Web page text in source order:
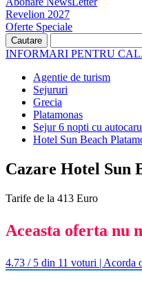
Revelion 2027
Oferte Speciale
INFORMARI PENTRU
Agentie de turism
Sejururi
Grecia
Platamonas
Sejur 6 nopti cu
Hotel Sun Beach
Cazare Hotel Sun
Tarife de la 413 Euro
Aceasta oferta nu
4.73 / 5 din 11 voturi | Acorda